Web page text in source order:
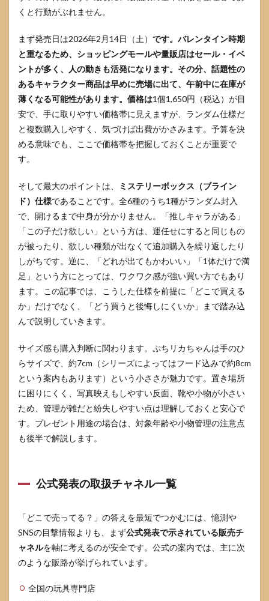
の特
3.2
量販
EC・
玩具
店EC
の使
い分
け
3.3
／売
り切
れ時
の再
入荷
の追
3.4
価
格・
送
料・
で損
しな
い比
較表
ぷち
リカ
ちゃ
ャラ
クタ
コレ
クシ
ョン
の買
と注
くと行動がぶれません。
まず発売日は2026年2月14日（土） です。バレンタイン時期
と重なるため、ショッピングモールや量販店はセール・イベ
ントが多く、人の動きも活発になります。その分、話題性の
あるキャラクター商品は早めに売場に出て、午前中に在庫が
薄くなる可能性があります。価格は1個1,650円（税込）が目
安で、手に取りやすい価格帯に見えますが、ランダム仕様だ
と複数購入しやすく、気づけば出費がかさみます。予算を決
める意味でも、ここで価格帯を把握しておくことが重要で
す。
そして最大のポイントは、
ミステリーボックス（ブライン
ド）仕様であることです。全6種のうち1種がランダム封入
で、開けるまで中身が分かりません。「推しキャラがある」
「この子だけ欲しい」という方は、運任せにすると同じもの
が被ったり、欲しい種類が出なくて追加購入を繰り返したり
しがちです。逆に、「どれが出てもかわいい」「1体だけで満
足」という方にとっては、ワクワク感が強い買い方でもあり
ます。この記事では、こうした仕様を前提に「どこで買える
か」だけでなく、「どう買うと後悔しにくいか」まで踏み込
んで説明していきます。
サイズ感も購入判断に関わります。ぷちリカちゃんは手のひ
らサイズで、約7cm（シリーズによってはフード込みで約8cm
という案内もあります）という小ささが魅力です。置き場所
に困りにくく、写真映えもしやすい反面、靴や小物が小さい
ため、管理が雑だと紛失しやすい点は理解しておくと安心で
す。プレゼント用途の場合は、対象年齢や小物管理の注意点
も後半で解説します。
公式発表の取扱チャネル一覧
「どこで売ってる？」の答えを最短でつかむには、憶測や
SNSの目撃情報よりも、まず公式発表で示されている販売チ
ャネルを軸に考えるのが安全です。公式の案内では、主に次
のような販路が挙げられています。
全国の玩具専門店